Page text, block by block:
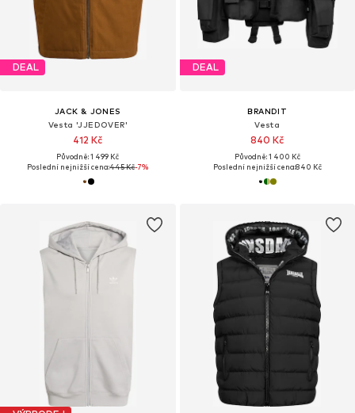
DEAL
JACK & JONES
Vesta 'JJEDOVER'
412 Kč
Původně: 1 499 Kč
Poslední nejnižší cena:445 Kč-7%
DEAL
BRANDIT
Vesta
840 Kč
Původně: 1 400 Kč
Poslední nejnižší cena:840 Kč